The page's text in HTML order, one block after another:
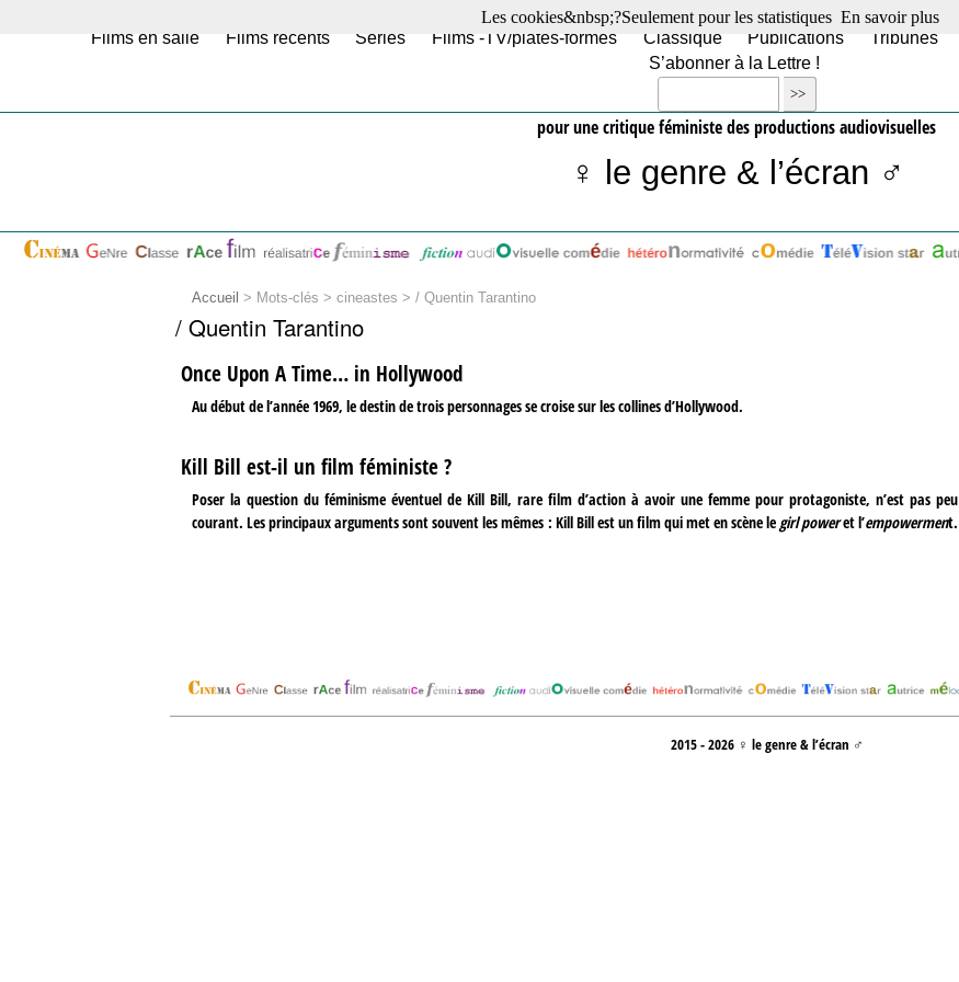
Films en salle Films récents Séries Films -TV/plates-formes Classique Publications Tribunes
S’abonner à la Lettre !
pour une critique féministe des productions audiovisuelles
♀ le genre & l’écran ♂
Accueil > Mots-clés > cineastes > / Quentin Tarantino
/ Quentin Tarantino
Once Upon A Time… in Hollywood
Au début de l’année 1969, le destin de trois personnages se croise sur les collines d’Hollywood.
Kill Bill est-il un film féministe ?
Poser la question du féminisme éventuel de Kill Bill, rare film d’action à avoir une femme pour protagoniste, n’est pas peu
courant. Les principaux arguments sont souvent les mêmes : Kill Bill est un film qui met en scène le girl poweret l’empowerment.
2015 - 2026 ♀ le genre & l’écran ♂
Les cookies&nbsp;?Seulement pour les statistiques En savoir plus